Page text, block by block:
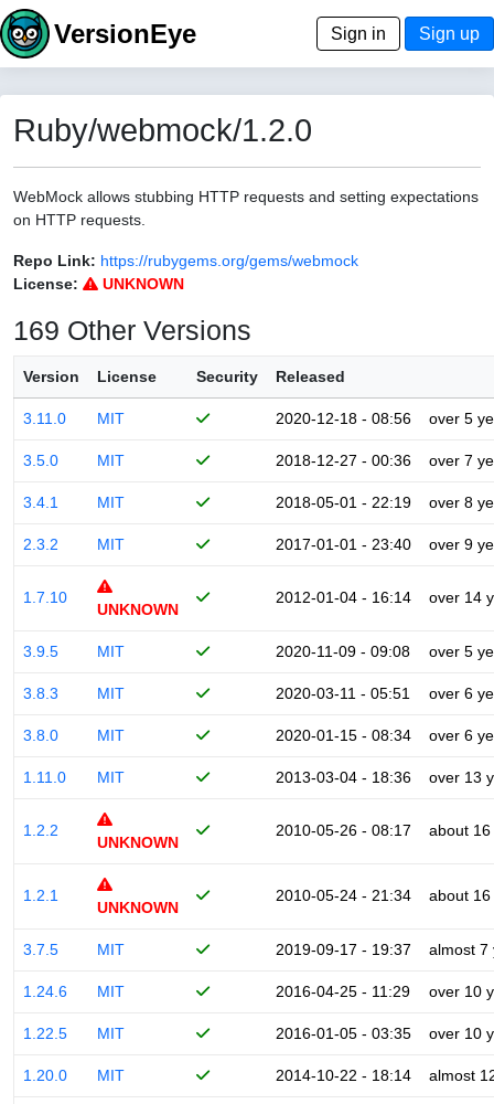
VersionEye Sign in Sign up
Ruby/webmock/1.2.0
WebMock allows stubbing HTTP requests and setting expectations
on HTTP requests.
Repo Link: https://rubygems.org/gems/webmock
License:
UNKNOWN
169 Other Versions
Version License Security Released
3.11.0 MIT 2020-12-18 - 08:56 over 5
3.5.0 MIT 2018-12-27 - 00:36 over 7
3.4.1 MIT 2018-05-01 - 22:19 over 8
2.3.2 MIT 2017-01-01 - 23:40 over 9
1.7.10
UNKNOWN
2012-01-04 - 16:14 over 14
3.9.5 MIT 2020-11-09 - 09:08 over 5
3.8.3 MIT 2020-03-11 - 05:51 over 6
3.8.0 MIT 2020-01-15 - 08:34 over 6
1.11.0 MIT 2013-03-04 - 18:36 over 13
1.2.2
UNKNOWN
2010-05-26 - 08:17 about
1.2.1
UNKNOWN
2010-05-24 - 21:34 about
3.7.5 MIT 2019-09-17 - 19:37 almost 7
1.24.6 MIT 2016-04-25 - 11:29 over 10
1.22.5 MIT 2016-01-05 - 03:35 over 10
1.20.0 MIT 2014-10-22 - 18:14 almost